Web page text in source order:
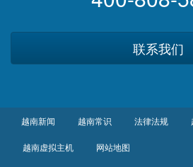
联系我们
越南新闻 越南常识 法律法规
越南虚拟主机 网站地图